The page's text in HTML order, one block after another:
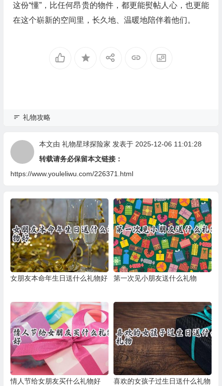
这份“懂”，比任何昂贵的物件，都更能熨帖人心，也更能
在这个崭新的空间里，长久地、温暖地陪伴着他们。
礼物攻略
本文由 礼物星球探险家 发表于 2025-12-06 11:01:28
转载请务必保留本文链接：
https://www.youleliwu.com/226371.html
女朋友本命年生日送什么礼物好 第一次见小朋友送什么礼物
情人节给女朋友买什么礼物好 喜欢的女孩子过生日送什么礼物